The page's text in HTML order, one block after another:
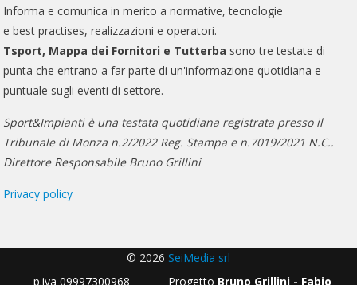
Informa e comunica in merito a normative, tecnologie
e best practises, realizzazioni e operatori.
Tsport, Mappa dei Fornitori e Tutterba sono tre testate di
punta che entrano a far parte di un'informazione quotidiana e
puntuale sugli eventi di settore.
Sport&Impianti è una testata quotidiana registrata presso il
Tribunale di Monza n.2/2022 Reg. Stampa e n.7019/2021 N.C..
Direttore Responsabile Bruno Grillini
Privacy policy
© 2026 SeiMedia srl
- p.iva 09997300968 Progetto Bruno Grillini - Fabio